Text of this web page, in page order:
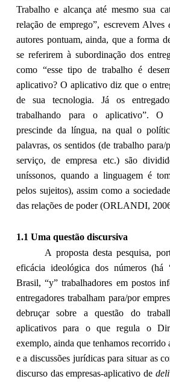
Trabalho e alcança até mesmo sua
relação de emprego”, escrevem Alves
autores pontuam, ainda, que a forma
se referirem à subordinação dos
como “esse tipo de trabalho é
aplicativo? O aplicativo diz que o
de sua tecnologia. Já os
trabalhando para o aplicativo”. O
prescinde da língua, na qual o
palavras, os sentidos (de trabalho para/
serviço, de empresa etc.) são
uníssonos, quando a linguagem é
pelos sujeitos), assim como a
das relações de poder (ORLANDI,
1.1 Uma questão discursiva
A proposta desta pesquisa,
eficácia ideológica dos números (há
Brasil, “y” trabalhadores em postos
entregadores trabalham para/por
debruçar sobre a questão do
aplicativos para o que regula o
exemplo, ainda que tenhamos recorrido
e a discussões jurídicas para situar as
discurso das empresas-aplicativo de